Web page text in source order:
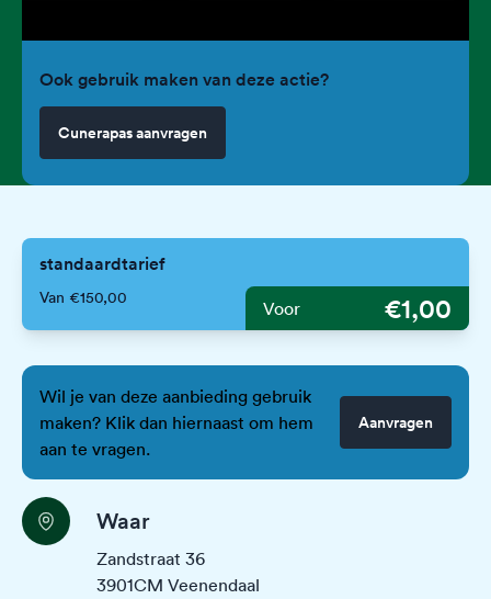
Ook gebruik maken van deze actie?
Cunerapas aanvragen
standaardtarief
Van €150,00 Voor €1,00
Wil je van deze aanbieding gebruik
maken? Klik dan hiernaast om hem
aan te vragen.
Aanvragen
Waar
Zandstraat 36
3901CM Veenendaal